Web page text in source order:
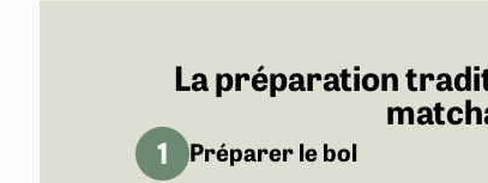
La préparation
Préparer le bol